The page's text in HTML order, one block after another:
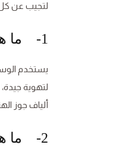
لتجيب عن كل
1- ما هو الوسط الزراعي المناسب للزراعة المائية للفراولة؟
يستخدم
لتهوية
ألياف جوز
2- ما هو المحلول المغذي المناسب لزراعة الفراولة؟